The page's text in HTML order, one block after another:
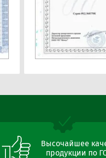
Высочайшее
продукции по